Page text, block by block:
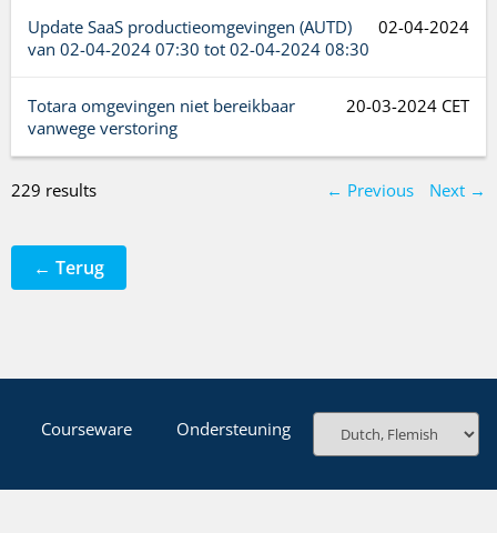
02-04-2024
Update SaaS productieomgevingen (AUTD)
van 02-04-2024 07:30 tot 02-04-2024 08:30
20-03-2024 CET
Totara omgevingen niet bereikbaar
vanwege verstoring
← Previous Next →
229 results
← Terug
Courseware Ondersteuning